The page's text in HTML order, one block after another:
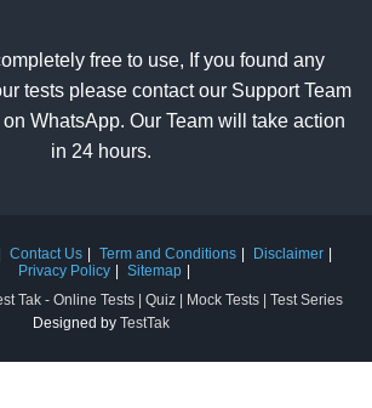
free to use, If you found any
tests please contact our Support Team
WhatsApp. Our Team will take action
in 24 hours.
Contact Us Term and Conditions
Disclaimer
Privacy Policy
Sitemap
Tak - Online Tests | Quiz | Mock Tests | Test Series
Designed by TestTak